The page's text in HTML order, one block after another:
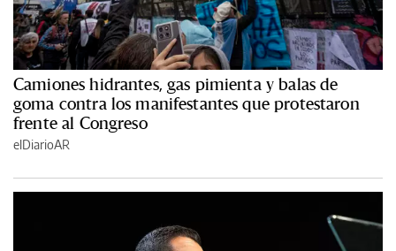
Camiones hidrantes, gas pimienta y balas de
goma contra los manifestantes que protestaron
frente al Congreso
elDiarioAR